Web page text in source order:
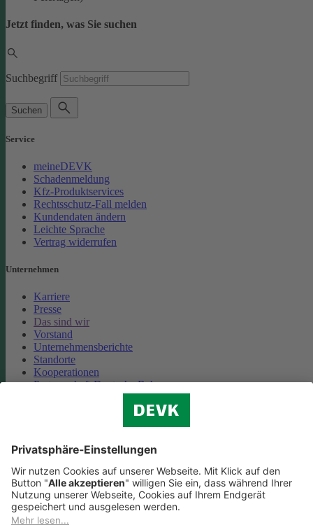
Jetzt finden, was Sie suchen
Suchbegriff
Suchen
Service
meineDEVK
Schadenmeldung
Kfz-Produktservices
Rechtsschutz-Fall melden
Kundendaten ändern
Leichte Sprache
Vertrag widerrufen
Unternehmen
Karriere
Presse
Das sind wir
Vorstand
Unternehmensberichte
Standorte
Kooperationen
Partnerschaft Deutsche Bahn
Cookie-Einstellungen
Datenschutz